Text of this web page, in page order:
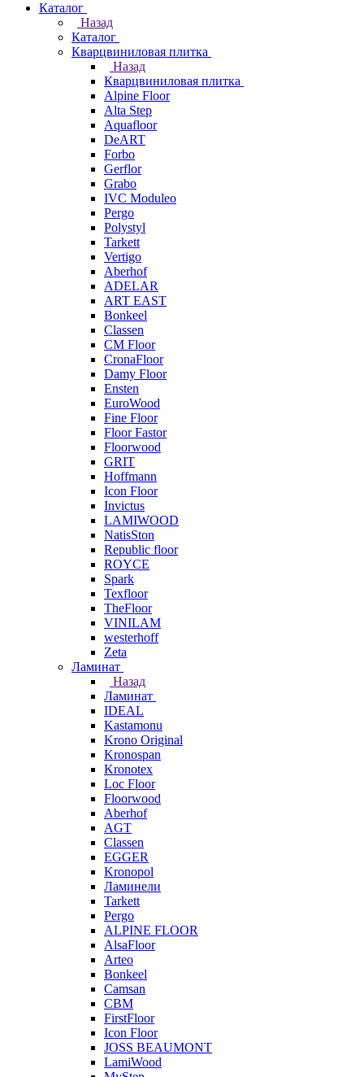
Каталог
Назад
Каталог
Кварцвиниловая плитка
Назад
Кварцвиниловая плитка
Alpine Floor
Alta Step
Aquafloor
DeART
Forbo
Gerflor
Grabo
IVC Moduleo
Pergo
Polystyl
Tarkett
Vertigo
Aberhof
ADELAR
ART EAST
Bonkeel
Classen
CM Floor
CronaFloor
Damy Floor
Ensten
EuroWood
Fine Floor
Floor Fastor
Floorwood
GRIT
Hoffmann
Icon Floor
Invictus
LAMIWOOD
NatisSton
Republic floor
ROYCE
Spark
Texfloor
TheFloor
VINILAM
westerhoff
Zeta
Ламинат
Назад
Ламинат
IDEAL
Kastamonu
Krono Original
Kronospan
Kronotex
Loc Floor
Floorwood
Aberhof
AGT
Classen
EGGER
Kronopol
Ламинели
Tarkett
Pergo
ALPINE FLOOR
AlsaFloor
Arteo
Bonkeel
Camsan
CBM
FirstFloor
Icon Floor
JOSS BEAUMONT
LamiWood